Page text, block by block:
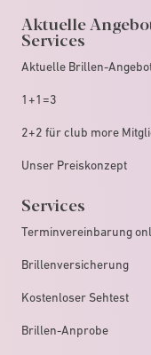
Aktuelle
Services
Aktuelle Brillen-
1+1=3
2+2 für club more
Unser Preiskonzept
Services
Terminvereinbarung
Brillenversicherung
Kostenloser Sehtest
Brillen-Anprobe